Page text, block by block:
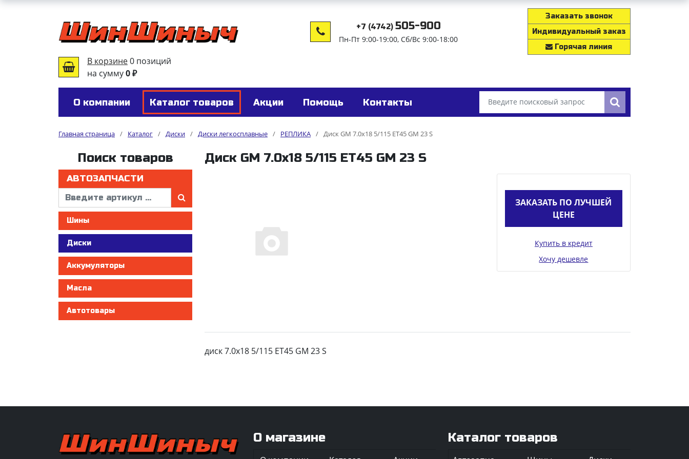
В корзине0 позиций
на сумму0 ₽
+7 (4742) 505-900
Пн-Пт 9:00-19:00, Сб/Вс 9:00-18:00
Заказать звонок
Индивидуальный заказ
Горячая линия
О компании Каталог товаров Акции Помощь Контакты
Главная страница / Каталог / Диски / Диски легкосплавные / РЕПЛИКА / Диск GM 7.0x18 5/115 ET45 GM 23 S
Поиск товаров
АВТОЗАПЧАСТИ
Шины
Диски
Аккумуляторы
Масла
Автотовары
Диск GM 7.0x18 5/115 ET45 GM 23 S
ЗАКАЗАТЬ ПО ЛУЧШЕЙ
ЦЕНЕ
Купить в кредит
Хочу дешевле
диск 7.0х18 5/115 ET45 GM 23 S
О магазине Каталог товаров